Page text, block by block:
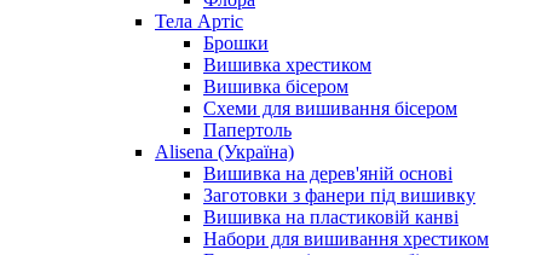
Тела Артіс
Брошки
Вишивка хрестиком
Вишивка бісером
Схеми для вишивання бісером
Папертоль
Alisena (Україна)
Вишивка на дерев'яній основі
Заготовки з фанери під вишивку
Вишивка на пластиковій канві
Набори для вишивання хрестиком